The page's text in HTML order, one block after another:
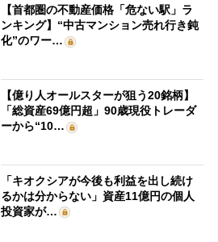
【首都圏の不動産価格「危ない駅」ラ
ンキング】“中古マンション売れ行き鈍
化”のワー…
【億り人オールスターが狙う20銘柄】
「総資産69億円超」90歳現役トレーダ
ーから“10…
「キオクシアが今後も利益を出し続け
るかは分からない」資産11億円の個人
投資家が…